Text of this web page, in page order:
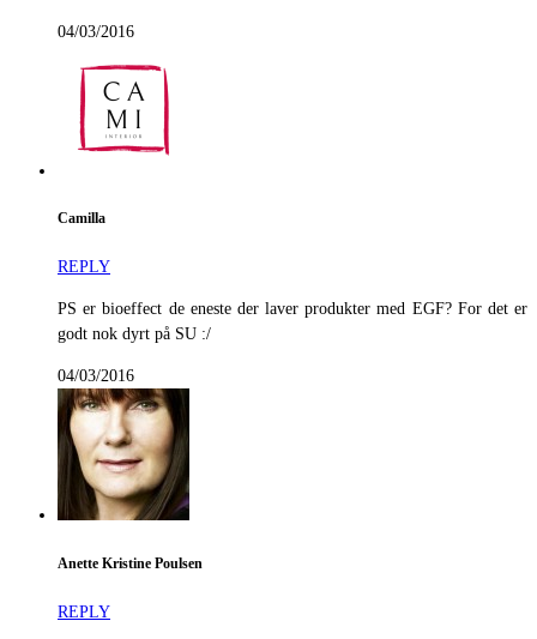
04/03/2016
Camilla
REPLY
PS er bioeffect de eneste der laver produkter med EGF? For det er
godt nok dyrt på SU :/
04/03/2016
Anette Kristine Poulsen
REPLY